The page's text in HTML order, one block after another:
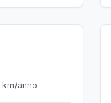
km/anno